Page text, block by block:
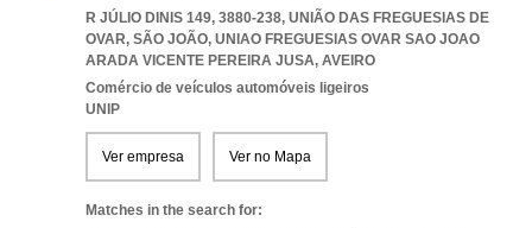
R JÚLIO DINIS 149, 3880-238, UNIÃO DAS FREGUESIAS DE
OVAR, SÃO JOÃO, UNIAO FREGUESIAS OVAR SAO JOAO
ARADA VICENTE PEREIRA JUSA, AVEIRO
Comércio de veículos automóveis ligeiros
UNIP
Ver empresa Ver no Mapa
Matches in the search for: